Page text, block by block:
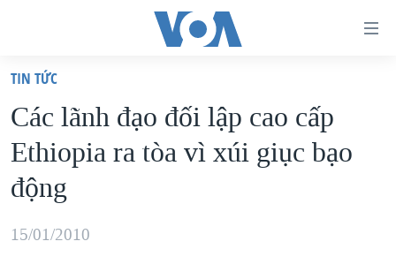
truy
cập
Tới
nội
dung
chính
VIỆT NAM
HOA KỲ
BIỂN ĐÔNG
THẾ GIỚI
TIN TỨC
Các lãnh đạo đối lập cao cấp
Ethiopia ra tòa vì xúi giục bạo
động
15/01/2010